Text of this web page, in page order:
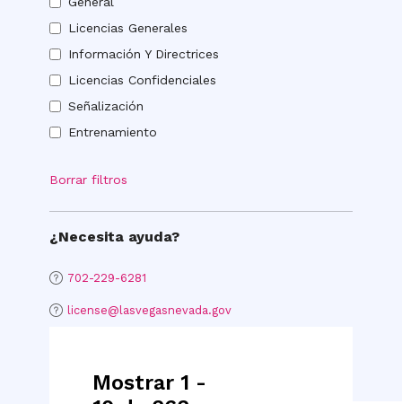
Ambiente
y
Eliminación
General
Licencias
generales
Licencias Generales
Información
y
Directrices
Información Y Directrices
Licencias
confidenciales
Licencias Confidenciales
Señalización
Señalización
Entrenamiento
Entrenamiento
Borrar filtros
¿Necesita ayuda?
702-229-6281
license@lasvegasnevada.gov
Mostrar 1 -